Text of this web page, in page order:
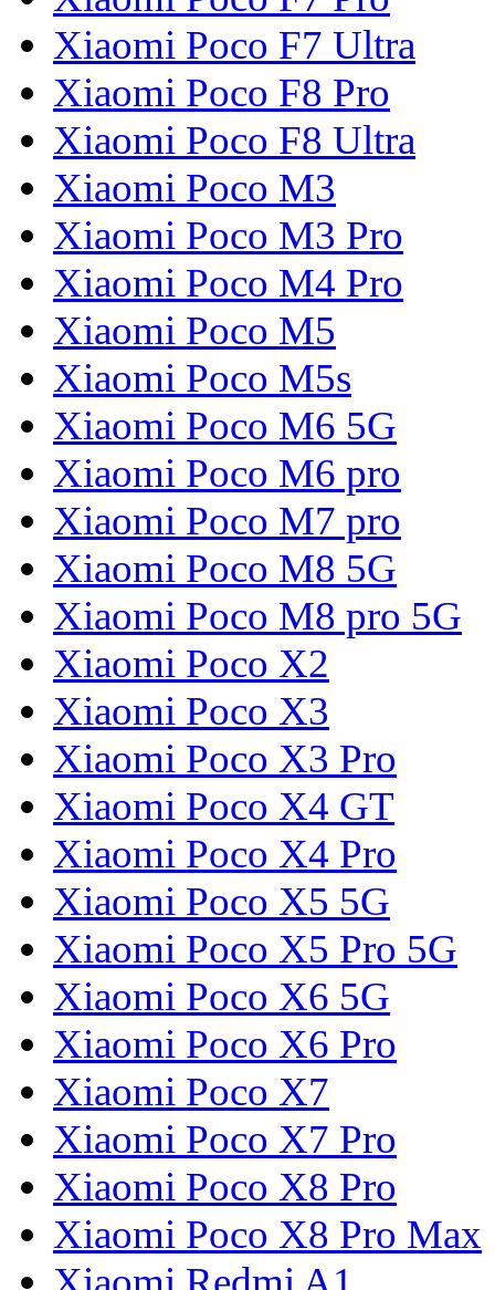
Xiaomi Poco F7 Ultra
Xiaomi Poco F8 Pro
Xiaomi Poco F8 Ultra
Xiaomi Poco M3
Xiaomi Poco M3 Pro
Xiaomi Poco M4 Pro
Xiaomi Poco M5
Xiaomi Poco M5s
Xiaomi Poco M6 5G
Xiaomi Poco M6 pro
Xiaomi Poco M7 pro
Xiaomi Poco M8 5G
Xiaomi Poco M8 pro 5G
Xiaomi Poco X2
Xiaomi Poco X3
Xiaomi Poco X3 Pro
Xiaomi Poco X4 GT
Xiaomi Poco X4 Pro
Xiaomi Poco X5 5G
Xiaomi Poco X5 Pro 5G
Xiaomi Poco X6 5G
Xiaomi Poco X6 Pro
Xiaomi Poco X7
Xiaomi Poco X7 Pro
Xiaomi Poco X8 Pro
Xiaomi Poco X8 Pro Max